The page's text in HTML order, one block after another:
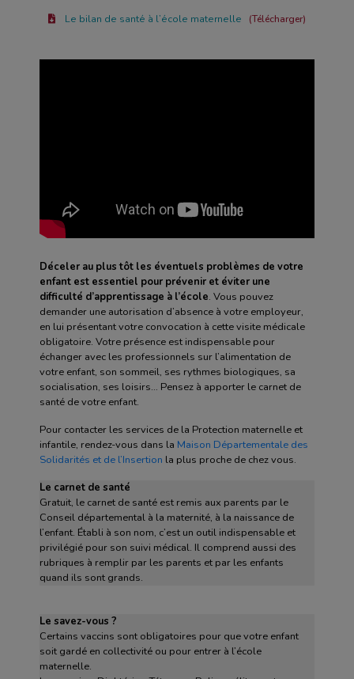
Le bilan de santé à l’école maternelle Télécharger
Déceler au plus tôt les éventuels problèmes de votre
enfant est essentiel pour prévenir et éviter une
difficulté d’apprentissage à l’école. Vous pouvez
demander une autorisation d’absence à votre employeur,
en lui présentant votre convocation à cette visite médicale
obligatoire. Votre présence est indispensable pour
échanger avec les professionnels sur l’alimentation de
votre enfant, son sommeil, ses rythmes biologiques, sa
socialisation, ses loisirs… Pensez à apporter le carnet de
santé de votre enfant.
Pour contacter les services de la Protection maternelle et
infantile, rendez-vous dans la Maison Départementale des
Solidarités et de l’Insertion la plus proche de chez vous.
Le carnet de santé
Gratuit, le carnet de santé est remis aux parents par le
Conseil départemental à la maternité, à la naissance de
l’enfant. Établi à son nom, c’est un outil indispensable et
privilégié pour son suivi médical. Il comprend aussi des
rubriques à remplir par les parents et par les enfants
quand ils sont grands.
Le savez-vous ?
Certains vaccins sont obligatoires pour que votre enfant
soit gardé en collectivité ou pour entrer à l’école
maternelle.